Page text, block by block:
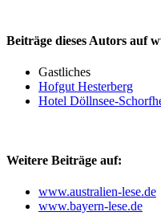
Beiträge dieses Autors auf
Gastliches
Hofgut Hesterberg
Hotel Döllnsee-
Weitere Beiträge auf:
www.australien-lese.de
www.bayern-lese.de